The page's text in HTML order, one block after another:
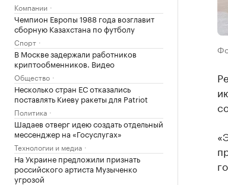
Компании
Чемпион Европы 1988 года возглавит
сборную Казахстана по футболу
Спорт
В Москве задержали работников
криптообменников. Видео
Общество
Несколько стран ЕС отказались
поставлять Киеву ракеты для Patriot
Политика
Шадаев отверг идею создать отдельный
мессенджер на «Госуслугах»
Технологии и медиа
На Украине предложили признать
российского артиста Музыченко
угрозой